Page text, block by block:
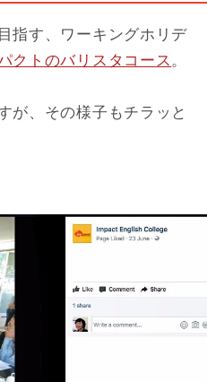
指す、ワーキングホリデ
クトのバリスタコース 。
が、その様子もチラッと